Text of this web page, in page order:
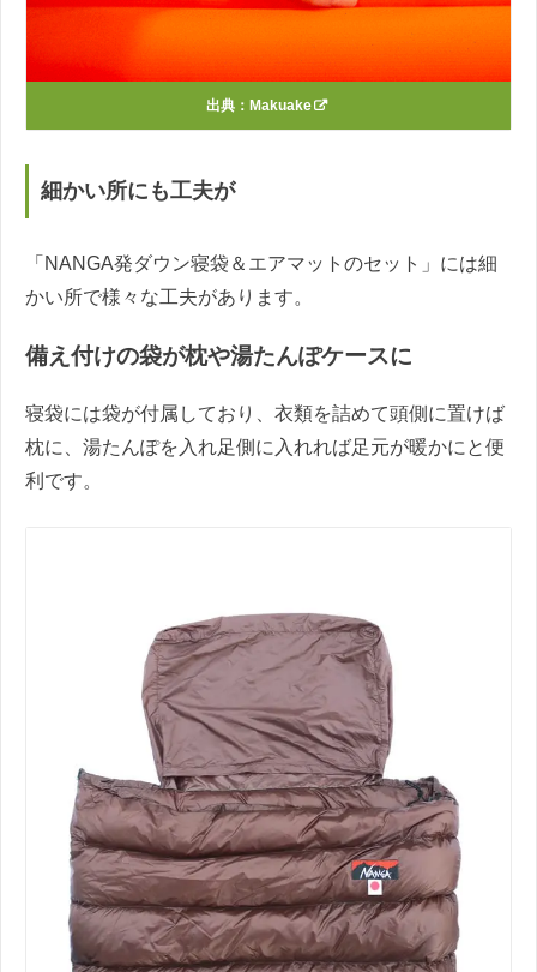
出典： Makuake
細かい所にも工夫が
「NANGA発ダウン寝袋＆エアマットのセット」には細
かい所で様々な工夫があります。
備え付けの袋が枕や湯たんぽケースに
寝袋には袋が付属しており、衣類を詰めて頭側に置けば
枕に、湯たんぽを入れ足側に入れれば足元が暖かにと便
利です。